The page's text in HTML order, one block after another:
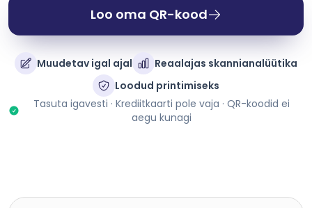
Loo oma QR-kood
Muudetav igal ajal
Reaalajas skannianalüütika
Loodud printimiseks
Tasuta igavesti · Krediitkaarti pole vaja · QR-koodid ei
aegu kunagi